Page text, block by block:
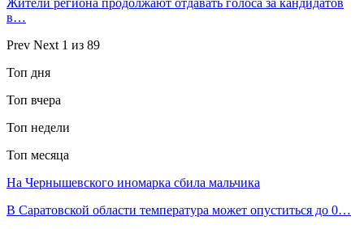
в…
Prev Next 1 из 89
Топ дня
Топ вчера
Топ недели
Топ месяца
На Чернышевского иномарка сбила мальчика
В Саратовской области температура может опуститься до 0…